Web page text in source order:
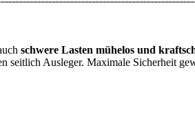
schwere Lasten mühelos und
Ausleger. Maximale Sicherheit